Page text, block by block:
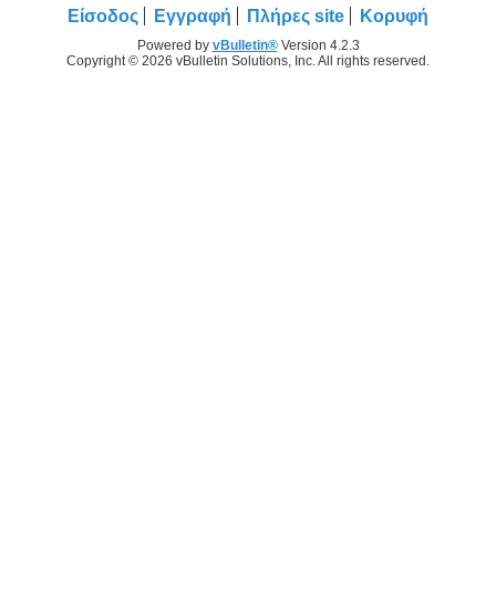
Είσοδος Εγγραφή Πλήρες site Κορυφή
Powered by vBulletin®Version 4.2.3
Copyright © 2026 vBulletin Solutions, Inc. All rights reserved.